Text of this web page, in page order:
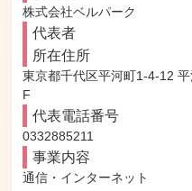
株式会社ベルパーク
代表者
所在住所
東京都千代区平河町1-4-12
F
代表電話番号
0332885211
事業内容
通信・インターネット